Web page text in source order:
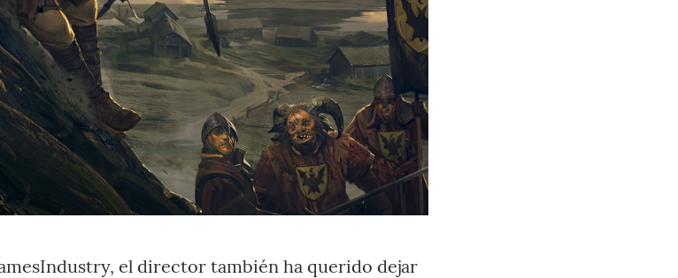
el director también ha querido dejar